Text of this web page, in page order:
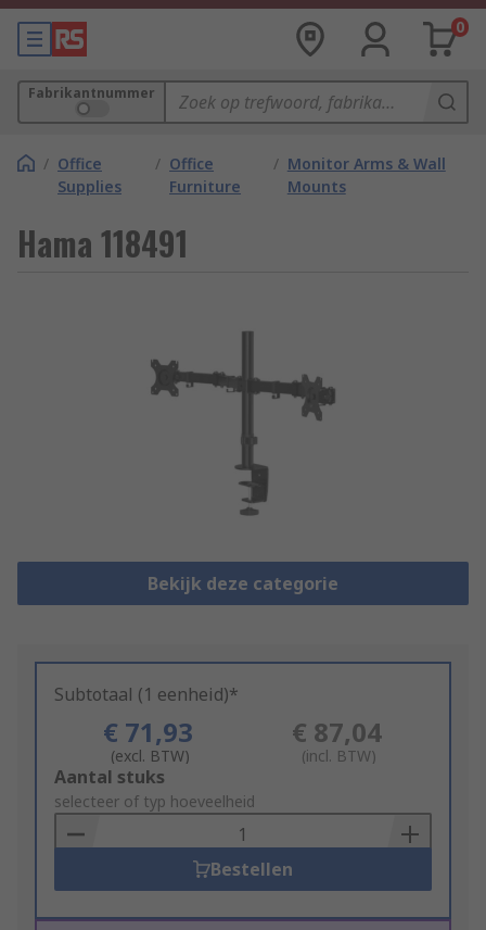
0
Fabrikantnummer
/ Office
Supplies
/ Office
Furniture
/ Monitor Arms & Wall
Mounts
Hama 118491
Bekijk deze categorie
Subtotaal (1 eenheid)*
€ 71,93
(excl. BTW)
€ 87,04
(incl. BTW)
Add
to
Basket
Aantal stuks
selecteer of typ hoeveelheid
Bestellen